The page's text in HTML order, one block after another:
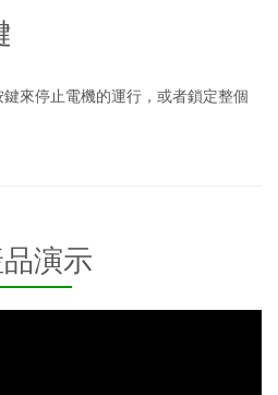
來停止電機的運行，或者鎖定整個
演示